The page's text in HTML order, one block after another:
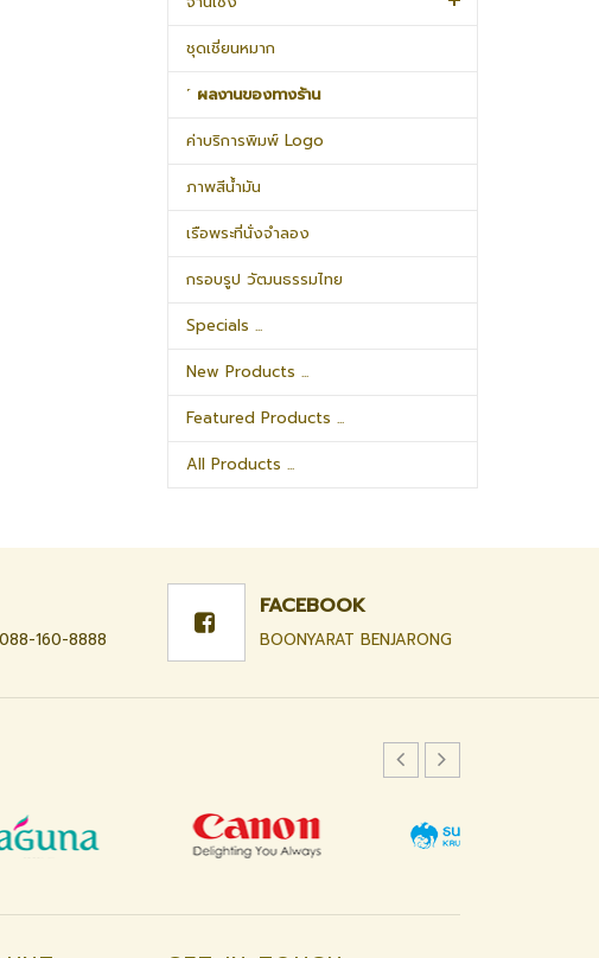
ชุดเชี่ยนหมาก
˹ ผลงานของทางร้าน
ค่าบริการพิมพ์ Logo
ภาพสีน้ำมัน
เรือพระที่นั่งจำลอง
กรอบรูป วัฒนธรรมไทย
Specials ...
New Products ...
Featured Products ...
All Products ...
160-8888
FACEBOOK
BOONYARAT BENJARONG